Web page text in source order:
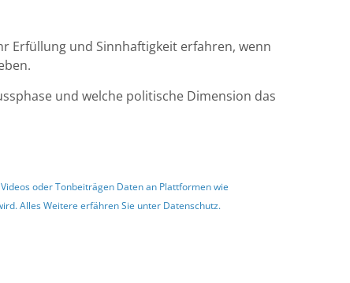
Erfüllung und Sinnhaftigkeit erfahren, wenn
und welche politische Dimension das
oder Tonbeiträgen Daten an Plattformen wie
Alles Weitere erfähren Sie unter Datenschutz.